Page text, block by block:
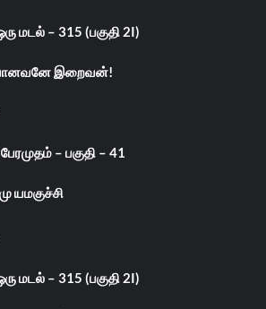
மடல் – 315 (பகுதி 2I)
யானவனே இறைவன்!
– பகுதி – 41
யமகுச்சி
மடல் – 315 (பகுதி 2I)